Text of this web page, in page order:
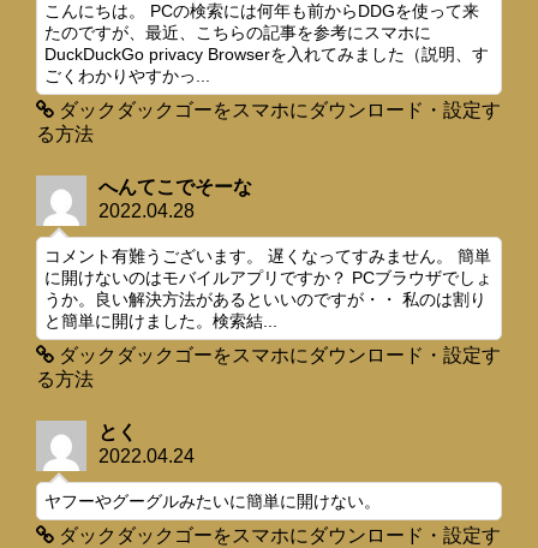
こんにちは。 PCの検索には何年も前からDDGを使って来
たのですが、最近、こちらの記事を参考にスマホに
DuckDuckGo privacy Browserを入れてみました（説明、す
ごくわかりやすかっ...
ダックダックゴーをスマホにダウンロード・設定す
る方法
へんてこでそーな
2022.04.28
コメント有難うございます。 遅くなってすみません。 簡単
に開けないのはモバイルアプリですか？ PCブラウザでしょ
うか。良い解決方法があるといいのですが・・ 私のは割り
と簡単に開けました。検索結...
ダックダックゴーをスマホにダウンロード・設定す
る方法
とく
2022.04.24
ヤフーやグーグルみたいに簡単に開けない。
ダックダックゴーをスマホにダウンロード・設定す